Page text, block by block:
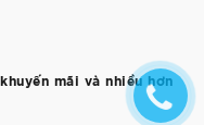
mãi và nhiều hơn